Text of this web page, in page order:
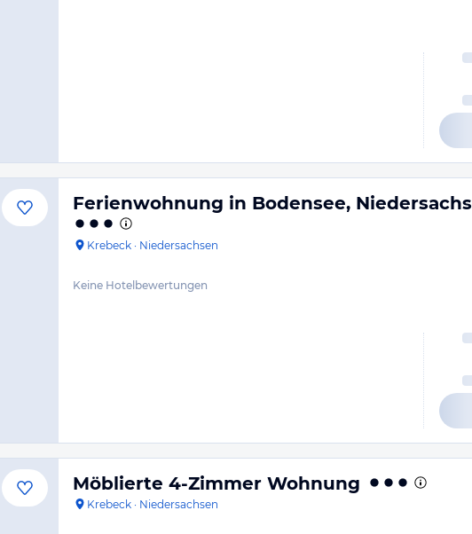
Ferienwohnung in Bodensee,
Krebeck · Niedersachsen
Keine Hotelbewertungen
Möblierte 4-Zimmer Wohnung
Krebeck · Niedersachsen